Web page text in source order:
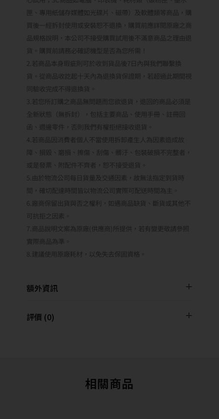
匣、專用紙儲存媒體如光碟片、磁帶）及軟體類等商品，購
買後一經拆封使用或安裝恕不退換，購買前應詳閱原廠之商
品規格說明，本公司不接受購買試用後不滿意商品之理由退
貨。購買前請務必確認機型是否為您所需！
2.若商品本身瑕疵則可於收到貨品後7日內與我們聯繫換
貨。從商品收訖起十天內為退換貨保證期，若超過此期間視
同驗收完成不得退換貨。
3.若您所訂購之商品無問題而您欲退貨，退回的商品必須是
全新狀態（無拆封），包括主要商品、使用手冊、註冊回
函、週邊零件，否則我們有權拒絕接收退貨。
4.若商品因消費者個人不當使用拆卸產生人為因素造成故
障、損毀、磨損、擦傷、刮傷、髒汙、包裝破損不完整者，
或是發票、附配件不齊者，恕不接受退貨。
5.由於物流公司每日貨量及交通因素，故無法指定到貨時
間，確切配達時間皆以物流公司實際可配送時間為主。
6.廠商保留出貨與否之權利，如遇商品缺貨、斷貨或其他不
可抗拒之因素。
7.商品說明文案為原廠(供應商)所提供，若有變更敬請參照
實際商品為準。
8.建議使用原廠耗材，以免失去保固資格。
額外資訊
評價 (0)
相關商品